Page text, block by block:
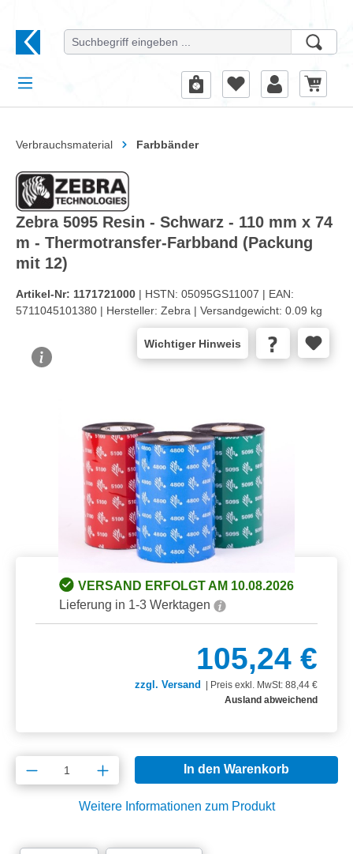
Verbrauchsmaterial Farbbänder
Zebra 5095 Resin - Schwarz - 110 mm x 74
m - Thermotransfer-Farbband (Packung
mit 12)
Artikel-Nr: 1171721000 | HSTN: 05095GS11007 | EAN:
5711045101380 | Hersteller: Zebra | Versandgewicht: 0.09 kg
Wichtiger Hinweis
VERSAND ERFOLGT AM 10.08.2026
Lieferung in 1-3 Werktagen
105,24 €
zzgl. Versand
Preis exkl. MwSt: 88,44 €
Ausland abweichend
Produkt Anzahl: Gib den gewünschten
In den Warenkorb
Weitere Informationen zum Produkt